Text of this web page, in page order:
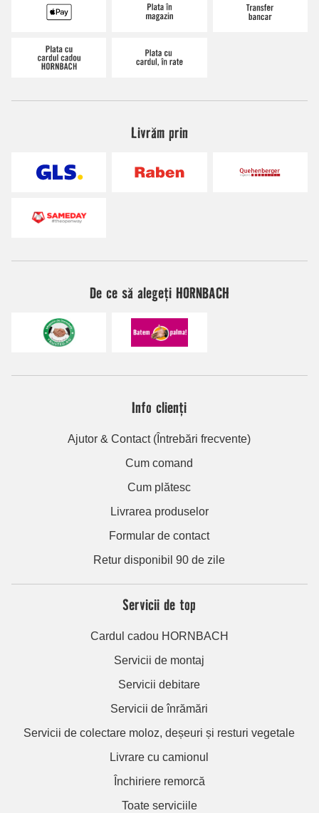
Livrăm prin
De ce să alegeți HORNBACH
Info clienți
Ajutor & Contact (Întrebări frecvente)
Cum comand
Cum plătesc
Livrarea produselor
Formular de contact
Retur disponibil 90 de zile
Servicii de top
Cardul cadou HORNBACH
Servicii de montaj
Servicii debitare
Servicii de înrămări
Servicii de colectare moloz, deșeuri și resturi vegetale
Livrare cu camionul
Închiriere remorcă
Toate serviciile